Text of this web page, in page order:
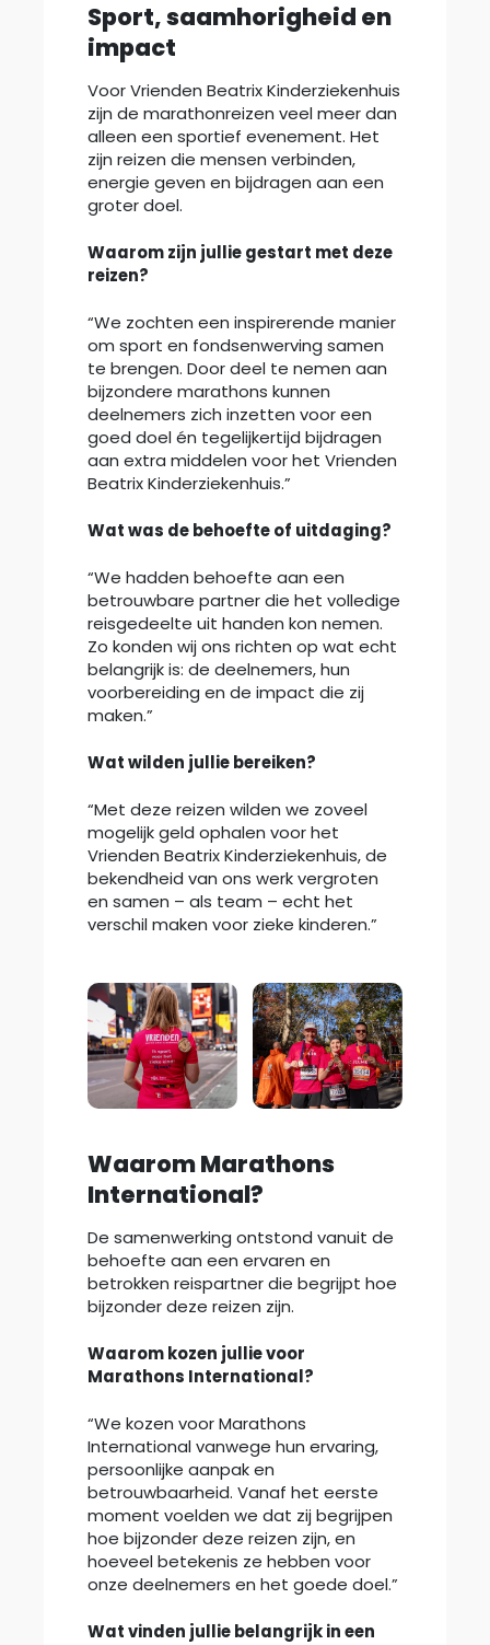
Sport, saamhorigheid en
impact
Voor Vrienden Beatrix Kinderziekenhuis
zijn de marathonreizen veel meer dan
alleen een sportief evenement. Het
zijn reizen die mensen verbinden,
energie geven en bijdragen aan een
groter doel.
Waarom zijn jullie gestart met deze
reizen?
“We zochten een inspirerende manier
om sport en fondsenwerving samen
te brengen. Door deel te nemen aan
bijzondere marathons kunnen
deelnemers zich inzetten voor een
goed doel én tegelijkertijd bijdragen
aan extra middelen voor het Vrienden
Beatrix Kinderziekenhuis.”
Wat was de behoefte of uitdaging?
“We hadden behoefte aan een
betrouwbare partner die het volledige
reisgedeelte uit handen kon nemen.
Zo konden wij ons richten op wat echt
belangrijk is: de deelnemers, hun
voorbereiding en de impact die zij
maken.”
Wat wilden jullie bereiken?
“Met deze reizen wilden we zoveel
mogelijk geld ophalen voor het
Vrienden Beatrix Kinderziekenhuis, de
bekendheid van ons werk vergroten
en samen – als team – echt het
verschil maken voor zieke kinderen.”
Waarom Marathons
International?
De samenwerking ontstond vanuit de
behoefte aan een ervaren en
betrokken reispartner die begrijpt hoe
bijzonder deze reizen zijn.
Waarom kozen jullie voor
Marathons International?
“We kozen voor Marathons
International vanwege hun ervaring,
persoonlijke aanpak en
betrouwbaarheid. Vanaf het eerste
moment voelden we dat zij begrijpen
hoe bijzonder deze reizen zijn, en
hoeveel betekenis ze hebben voor
onze deelnemers en het goede doel.”
Wat vinden jullie belangrijk in een